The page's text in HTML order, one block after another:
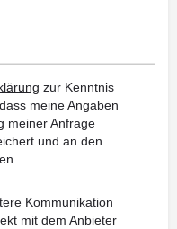
zur Kenntnis
meine Angaben
meiner Anfrage
und an den
Kommunikation
mit dem Anbieter